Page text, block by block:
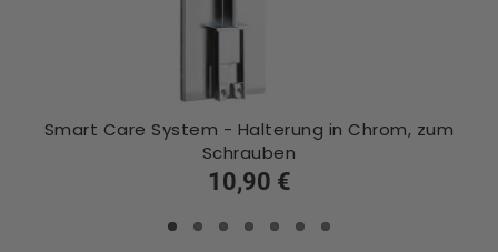
Smart Care System - Halterung in Chrom, zum
Schrauben
10,90 €